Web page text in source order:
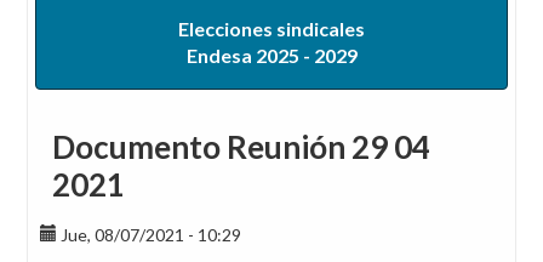
Elecciones sindicales
Endesa 2025 - 2029
Documento Reunión 29 04
2021
Jue, 08/07/2021 - 10:29